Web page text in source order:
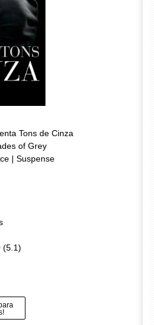
Tons de Cinza
of Grey
| Suspense
(5.1)